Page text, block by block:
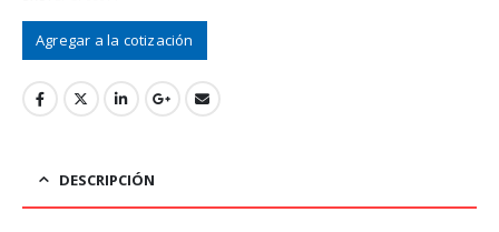
Agregar a la cotización
DESCRIPCIÓN